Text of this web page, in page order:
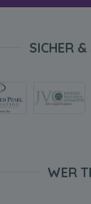
SICHER &
WER